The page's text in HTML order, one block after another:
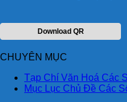
Download QR
CHUYÊN MỤC
Tạp Chí Văn Hoá Các
Mục Lục Chủ Đề Các